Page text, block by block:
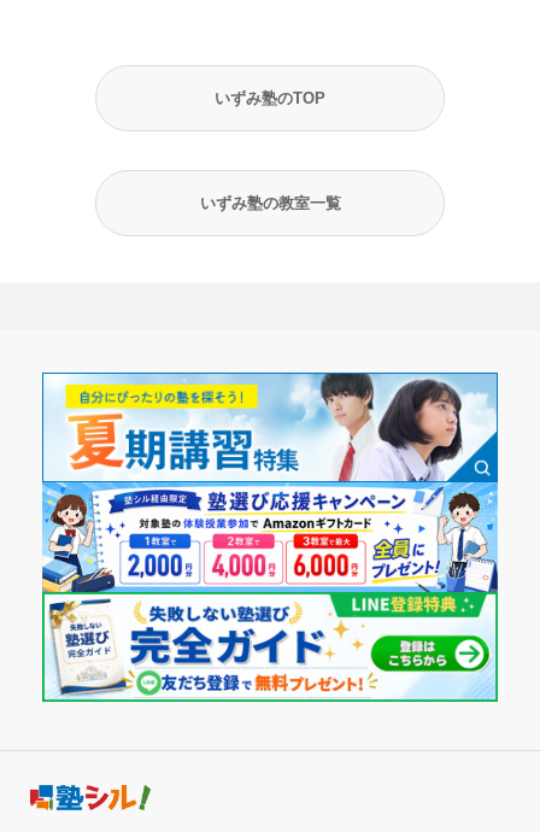
いずみ塾のTOP
いずみ塾の教室一覧